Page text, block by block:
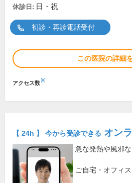
休診日: 日・祝
初診・再診電話受付
この医院の詳細
アクセス数※
【 24h 】 今から受診できる オン
急な発熱や風邪
ご自宅・オフィ